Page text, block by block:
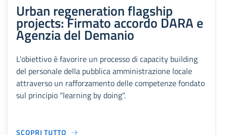
Urban regeneration flagship
projects: Firmato accordo DARA e
Agenzia del Demanio
L'obiettivo è favorire un processo di capacity building
del personale della pubblica amministrazione locale
attraverso un rafforzamento delle competenze fondato
sul principio “learning by doing".
SCOPRI TUTTO